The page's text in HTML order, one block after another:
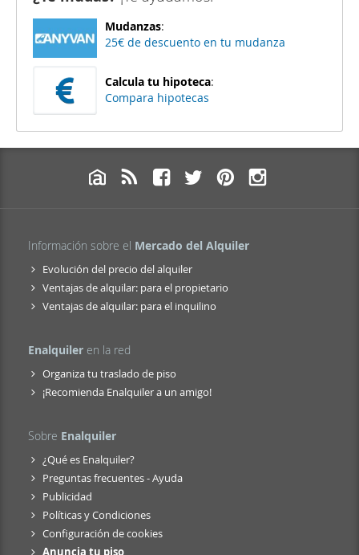
Mudanzas:
25€ de descuento en tu mudanza
Calcula tu hipoteca:
Compara hipotecas
Información sobre el Mercado del Alquiler
Evolución del precio del alquiler
Ventajas de alquilar: para el propietario
Ventajas de alquilar: para el inquilino
Enalquiler en la red
Organiza tu traslado de piso
¡Recomienda Enalquiler a un amigo!
Sobre Enalquiler
¿Qué es Enalquiler?
Preguntas frecuentes - Ayuda
Publicidad
Políticas y Condiciones
Configuración de cookies
Anuncia tu piso